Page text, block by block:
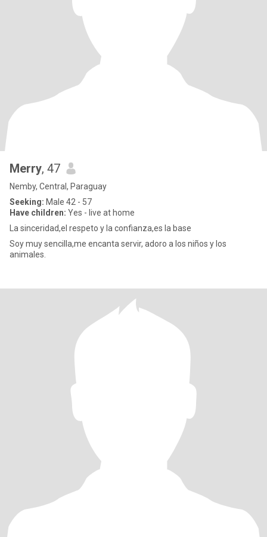
Merry, 47
Nemby, Central, Paraguay
Seeking: Male 42 - 57
Have children: Yes - live at home
La sinceridad,el respeto y la confianza,es la base
Soy muy sencilla,me encanta servir, adoro a los niños y los
animales.